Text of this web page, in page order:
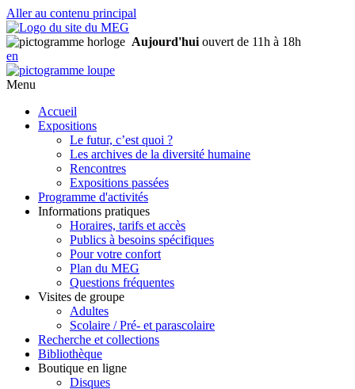
Aller au contenu principal
Aujourd'hui ouvert de 11h à 18h
en
Menu
Accueil
Expositions
Le futur, c’est quoi ?
Les archives de la diversité humaine
Rencontres
Expositions passées
Programme d'activités
Informations pratiques
Horaires, tarifs et accès
Publics à besoins spécifiques
Pour votre confort
Plan du MEG
Questions fréquentes
Visites de groupe
Adultes
Scolaire / Pré- et parascolaire
Recherche et collections
Bibliothèque
Boutique en ligne
Disques